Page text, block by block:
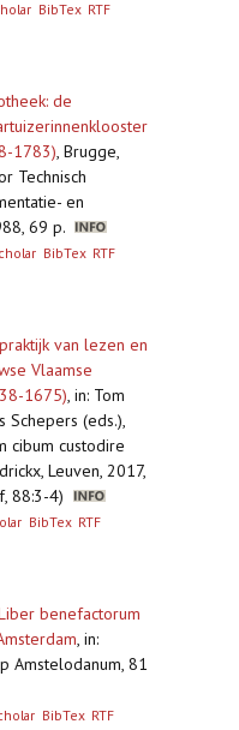
BibTex RTF
de
1783), Brugge,
Technisch
en
69 p.
BibTex RTF
van lezen en
Vlaamse
1675), in: Tom
Schepers (eds.),
cibum custodire
Leuven, 2017,
88:3-4)
BibTex RTF
benefactorum
, in:
Amstelodanum, 81
BibTex RTF